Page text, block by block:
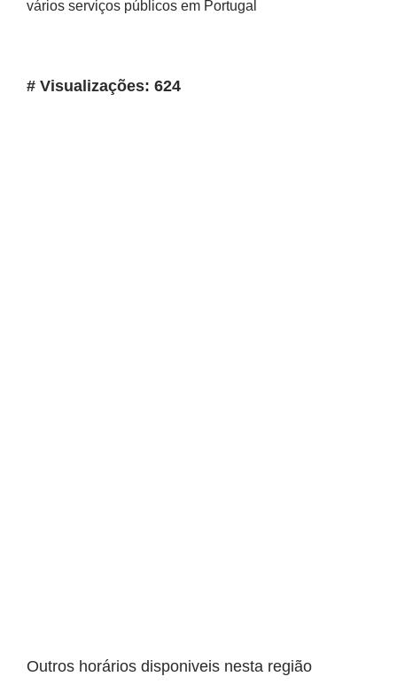
vários serviços públicos em Portugal
# Visualizações: 624
Outros horários disponiveis nesta região